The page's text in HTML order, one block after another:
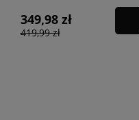
349,98 zł
419,99 zł